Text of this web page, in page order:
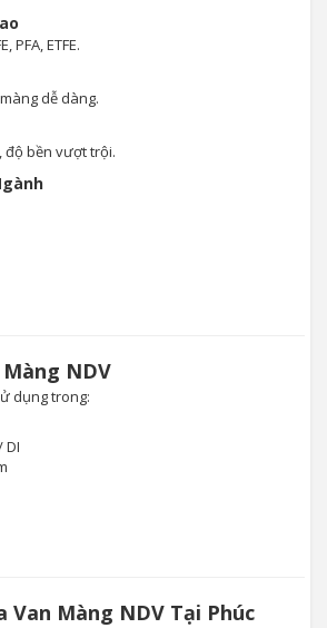
PFA, ETFE.
dễ dàng.
độ bền vượt trội.
NDV
dụng trong:
DI
Van Màng NDV Tại Phúc